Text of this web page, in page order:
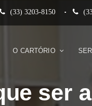
(33) 3203-8150
O CARTÓRIO
ser